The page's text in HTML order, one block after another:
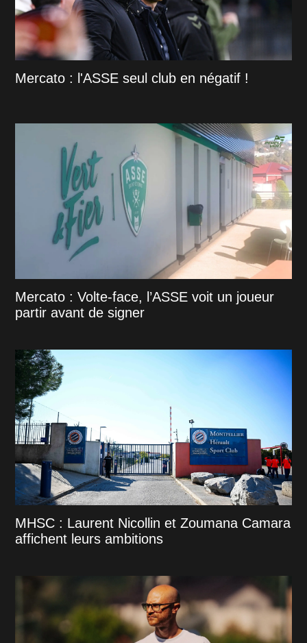
Mercato : l'ASSE seul club en négatif !
Mercato : Volte-face, l’ASSE voit un joueur
partir avant de signer
MHSC : Laurent Nicollin et Zoumana Camara
affichent leurs ambitions